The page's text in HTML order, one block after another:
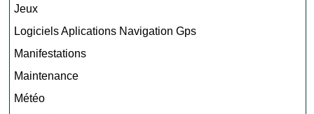
Jeux
Logiciels Aplications Navigation Gps
Manifestations
Maintenance
Météo